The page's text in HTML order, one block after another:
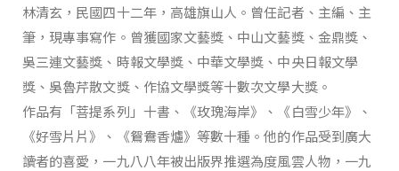
林清玄，民國四十二年，高雄旗山人。曾任記者、主編、主
筆，現專事寫作。曾獲國家文藝獎、中山文藝獎、金鼎獎、
吳三連文藝獎、時報文學獎、中華文學獎、中央日報文學
獎、吳魯芹散文獎、作協文學獎等十數次文學大獎。
作品有「菩提系列」十書、《玫瑰海岸》、《白雪少年》、
《好雪片片》、《鴛鴦香爐》等數十種。他的作品受到廣大
讀者的喜愛，一九八八年被出版界推選為度風雲人物，一九